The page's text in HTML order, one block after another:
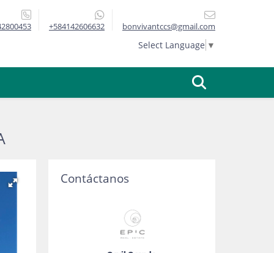
+584142606632 bonvivantccs@gmail.com
Select Language ▼
Contáctanos